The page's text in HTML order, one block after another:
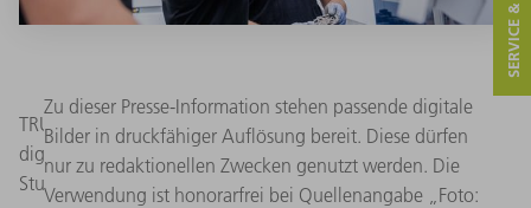
TRUMPF setzt bereits seit Jahren auf die Ausbildung im
digitalen Bereich – jetzt sogar mit einem eigenen
Studiengang zu Künstlicher Intelligenz. (Quelle: TRUMPF)
Zu dieser Presse-Information stehen passende digitale
Bilder in druckfähiger Auflösung bereit. Diese dürfen
nur zu redaktionellen Zwecken genutzt werden. Die
Verwendung ist honorarfrei bei Quellenangabe „Foto: